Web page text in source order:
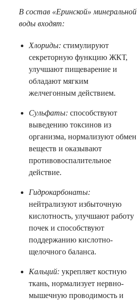
В состав «Еринской» минеральной
воды входят:
Хлориды: стимулируют
секреторную функцию ЖКТ,
улучшают пищеварение и
обладают мягким
желчегонным действием.
Сульфаты: способствуют
выведению токсинов из
организма, нормализуют обмен
веществ и оказывают
противовоспалительное
действие.
Гидрокарбонаты:
нейтрализуют избыточную
кислотность, улучшают работу
почек и способствуют
поддержанию кислотно-
щелочного баланса.
Кальций: укрепляет костную
ткань, нормализует нервно-
мышечную проводимость и